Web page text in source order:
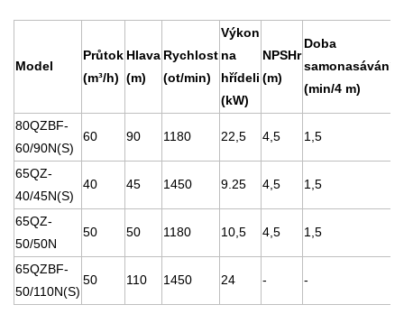
Model
Průtok
(m³/h)
Hlava
(m)
Rychlost
(ot/min)
Výkon
na
hřídeli
(kW)
NPSHr
(m)
Doba
samonasávání
(min/4 m)
80QZBF-
60/90N(S)
60 90 1180 22,5 4,5 1,5
65QZ-
40/45N(S)
40 45 1450 9.25 4,5 1,5
65QZ-
50/50N
50 50 1180 10,5 4,5 1,5
65QZBF-
50/110N(S)
50 110 1450 24 - -